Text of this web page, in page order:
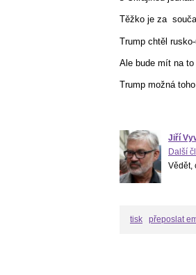
Těžko je za
Trump chtěl
Ale bude mít na
Trump možná
Jiří
Další
Vědět,
tisk přeposlat